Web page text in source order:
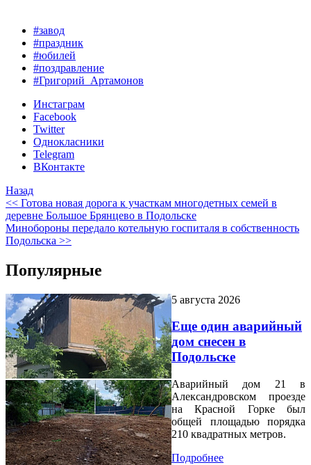
#завод
#праздник
#юбилей
#поздравление
#Григорий_Артамонов
Инстаграм
Facebook
Twitter
Однокласники
Telegram
ВКонтакте
Назад
<< Готова новая дорога к участкам многодетных семей в
деревне Большое Брянцево в Подольске
Минобороны передало котельную госпиталя в собственность
Подольска >>
Популярные
5 августа 2026
Еще один аварийный
дом снесен в
Подольске
Аварийный дом 21 в
Александровском проезде
на Красной Горке был
общей площадью порядка
210 квадратных метров.
Подробнее